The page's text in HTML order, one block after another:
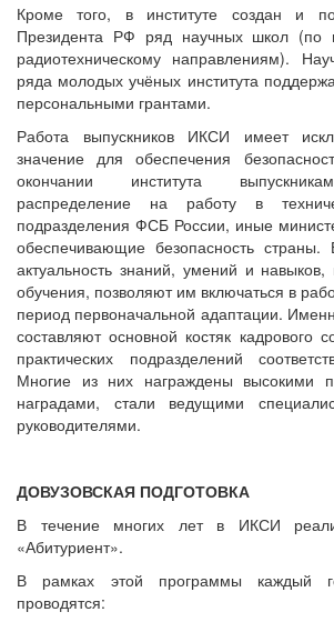
Кроме того, в институте создан и
Президента РФ ряд научных школ (по
радиотехническому направлениям).
ряда молодых учёных института
персональными грантами.
Работа выпускников ИКСИ имеет
значение для обеспечения
окончании института
распределение на работу в
подразделения ФСБ России, иные
обеспечивающие безопасность страны.
актуальность знаний, умений и
обучения, позволяют им включаться в
период первоначальной адаптации.
составляют основной костяк кадрового
практических подразделений
Многие из них награждены высокими
наградами, стали ведущими
руководителями.
ДОВУЗОВСКАЯ ПОДГОТОВКА
В течение многих лет в ИКСИ
«Абитуриент».
В рамках этой программы каждый
проводятся: